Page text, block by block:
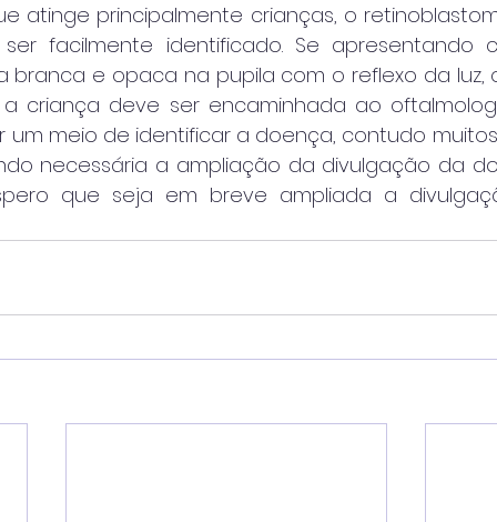
atinge principalmente crianças, o
facilmente identificado. Se apresentando
branca e opaca na pupila com o reflexo da luz,
criança deve ser encaminhada ao
um meio de identificar a doença, contudo
necessária a ampliação da divulgação da
que seja em breve ampliada a